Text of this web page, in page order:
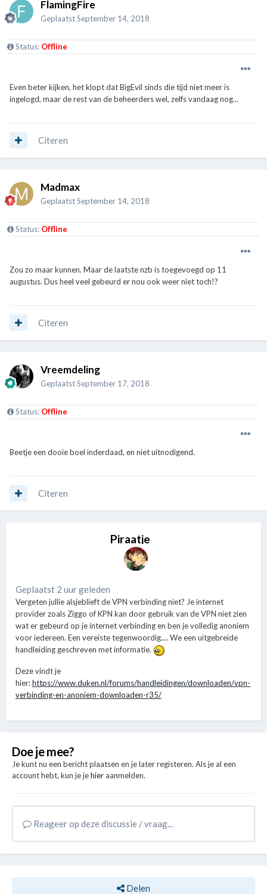
FlamingFire
GeplaatstSeptember 14, 2018
Status: Offline
Even beter kijken, het klopt dat BigEvil sinds die tijd niet meer is
ingelogd, maar de rest van de beheerders wel, zelfs vandaag nog...
Citeren
Madmax
GeplaatstSeptember 14, 2018
Status: Offline
Zou zo maar kunnen. Maar de laatste nzb is toegevoegd op 11
augustus. Dus heel veel gebeurd er nou ook weer niet toch!?
Citeren
Vreemdeling
GeplaatstSeptember 17, 2018
Status: Offline
Beetje een dooie boel inderdaad, en niet uitnodigend.
Citeren
Piraatje
Geplaatst 2 uur geleden
Vergeten jullie alsjeblieft de VPN verbinding niet? Je internet
provider zoals Ziggo of KPN kan door gebruik van de VPN niet zien
wat er gebeurd op je internet verbinding en ben je volledig anoniem
voor iedereen. Een vereiste tegenwoordig.... We een uitgebreide
handleiding geschreven met informatie.
Deze vindt je
hier:https://www.duken.nl/forums/handleidingen/downloaden/vpn-
verbinding-en-anoniem-downloaden-r35/
Doe je mee?
Je kunt nu een bericht plaatsen en je later registeren. Als je al een
account hebt, kun je jehieraanmelden.
Reageer op deze discussie / vraag...
Delen